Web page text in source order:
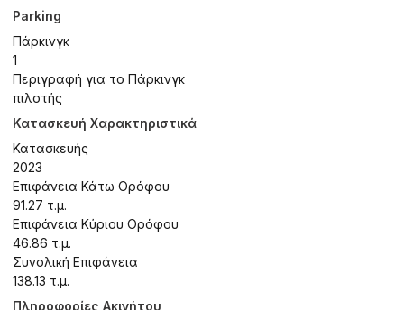
Parking
Πάρκινγκ
1
Περιγραφή για το Πάρκινγκ
πιλοτής
Κατασκευή Χαρακτηριστικά
Κατασκευής
2023
Επιφάνεια Κάτω Ορόφου
91.27 τ.μ.
Επιφάνεια Κύριου Ορόφου
46.86 τ.μ.
Συνολική Επιφάνεια
138.13 τ.μ.
Πληροφορίες Ακινήτου